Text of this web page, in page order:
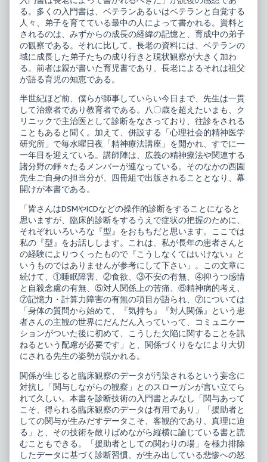
ル
1
精
神
療
法
入
門
published
神
療
法
ゼ
ミ
ナ
ー
ル
1
神
療
法
入
門,
る。多くの入門書は、ベテランあるいはベテランと自覚する
人々、弟子を育てている最中の人によって書かれる。資料と
されるのは、みずからの成長の経緯の記憶と、育成中の弟子
の観察である。それに比して、長老の資料には、ベテランの
域に成長した弟子たちの成り行きと現状観察が大きく加わ
る。前者は親が書いた育児書であり、長老によるそれは祖父
が語る育児の知恵である。
半世紀ほど前、僕らが師事していらい今日まで、先生は一貫
して治療者であり教育者である。八〇歳を超えたいまも、ク
リニックで主治医として診断をなさっており、往診をされる
こともあると聞く。加えて、併設する「心理社会的精神医学
研究所」で毎水曜日夜「精神療法講座」を開かれ、すでに一
一年目を迎えている。講師陣は、広義の精神療法や関連する
諸分野の錚々たるメンバーが連なっている。そのなかの西園
先生ご自身の担当分が、四冊組で出版されることとなり、幕
開けが本書である。
「皆さんはDSMやICDなどの操作的診断をすることになると
思いますが、臨床的診断をするうえで症状の把握のために、
それぞれいろいろな『型』をおもちだと思います。ここでは
私の『型』をお話しします。これは、私が長年の患者さんと
の経験によりつくったもので『こうしなくてはいけない』と
いうものではありませんが参考にして下さい」。この文章に
続けて、①睡眠障害、②食欲、③不安の有無、④抑うつ感情
と自殺念慮の有無、⑤対人関係上の苦痛、⑥精神病的考え、
⑦記憶力・計算力障害の有無の項目が語られ、⑦については
「身体の質問から始めて、『気持ち』『対人関係』という患
者さんの主観の世界にだんだん入っていって、コミュニケー
ションがついた後に初めて、こうした欠陥に関することを訊
ねるという配慮が必要です」と、関係づくりをなにより大切
にされる先生の姿勢が説かれる。
関係が生じると臨床観察のデータが汚染されるという妄念に
対抗し「関与しながらの観察」とのスローガンが言い立てら
れて久しい。本書を診断技術の入門書とみなし「関与あって
こそ、得られる臨床観察のデータは有用であり」「援助者と
しての関与が生みだすデータこそ、客観的であり、真理に迫
る」と、その技術を散りばめながら縦横に論じている書と読
むこともできる。「援助者としての関わりの場」を極力排除
したデータに基づく診断習慣、が生み出している悲惨への怒